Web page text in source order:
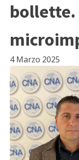
bollette.
4 Marzo 2025